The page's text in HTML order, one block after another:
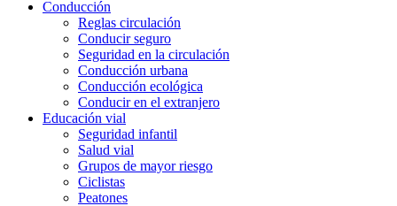
Conducción
Reglas circulación
Conducir seguro
Seguridad en la circulación
Conducción urbana
Conducción ecológica
Conducir en el extranjero
Educación vial
Seguridad infantil
Salud vial
Grupos de mayor riesgo
Ciclistas
Peatones